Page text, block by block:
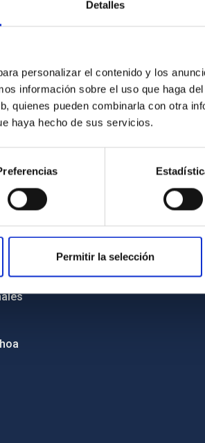
Detalles
personalizar el contenido y los
información sobre el uso que haga
quienes pueden combinarla con otra
haya hecho de sus servicios.
Permitir la selección
antifraude
género
PORTAL DEL IAC
Políticas de
Aviso legal
Política de
Accesibilidad